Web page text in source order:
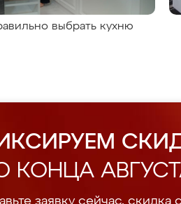
выбрать кухню
КОНЦА
заявку сейчас, скидка